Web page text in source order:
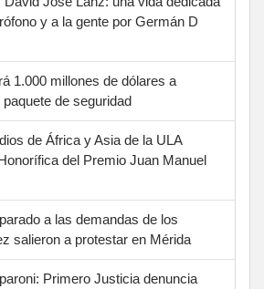
y a la gente por Germán D
1.000 millones de dólares a
de seguridad
de África y Asia de la ULA
del Premio Juan Manuel
a las demandas de los
salieron a protestar en Mérida
Primero Justicia denuncia